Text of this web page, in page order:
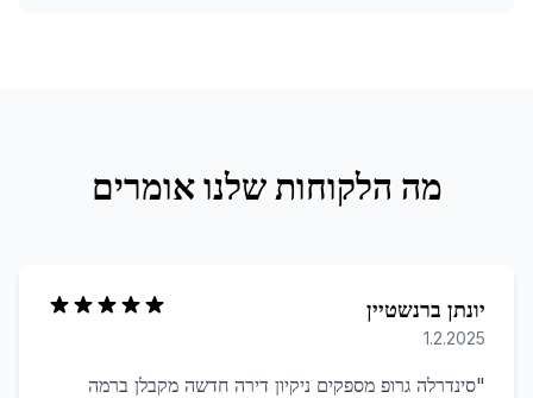
מה הלקוחות שלנו אומרים
יונתן ברנשטיין
1.2.2025
"סינדרלה גרופ מספקים ניקיון דירה חדשה מקבלן ברמה